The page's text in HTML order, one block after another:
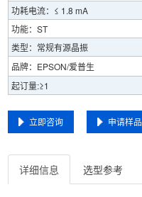
功耗电流：≤ 1.8 mA
功能：ST
类型：常规有源晶振
品牌：EPSON/爱普生
起订量:≥1
立即咨询 申请样品
详细信息 选型参考